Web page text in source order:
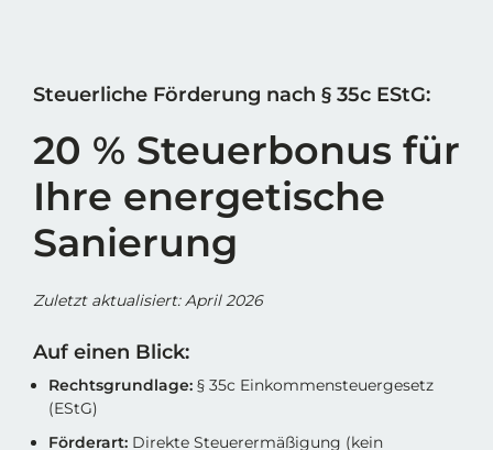
Steuerliche Förderung nach § 35c EStG:
20 % Steuerbonus für
Ihre energetische
Sanierung
Zuletzt aktualisiert: April 2026
Auf einen Blick:
Rechtsgrundlage: § 35c Einkommensteuergesetz
(EStG)
Förderart: Direkte Steuerermäßigung (kein